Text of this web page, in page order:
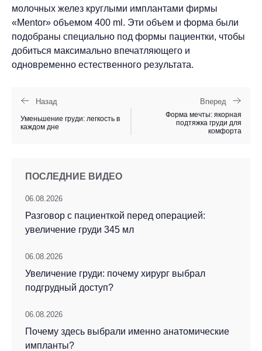
молочных желез круглыми имплантами фирмы
«Mentor» объемом 400 ml. Эти объем и форма были
подобраны специально под формы пациентки, чтобы
добиться максимально впечатляющего и
одновременно естественного результата.
Назад
Уменьшение груди: легкость в
каждом дне
Вперед
Форма мечты: якорная
подтяжка груди для
комфорта
ПОСЛЕДНИЕ ВИДЕО
06.08.2026
Разговор с пациенткой перед операцией:
увеличение груди 345 мл
06.08.2026
Увеличение груди: почему хирург выбрал
подгрудный доступ?
06.08.2026
Почему здесь выбрали именно анатомические
импланты?